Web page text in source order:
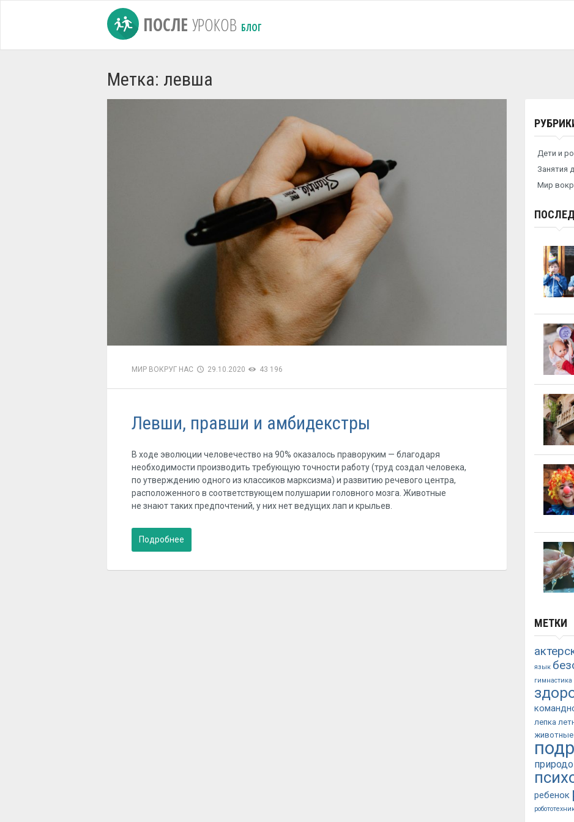
ПОСЛЕ УРОКОВ БЛОГ
Метка: левша
МИР ВОКРУГ НАС 29.10.2020 43 196
Левши, правши и амбидекстры
В ходе эволюции человечество на 90% оказалось праворуким — благодаря
необходимости производить требующую точности работу (труд создал человека,
по утверждению одного из классиков марксизма) и развитию речевого центра,
расположенного в соответствующем полушарии головного мозга. Животные
не знают таких предпочтений, у них нет ведущих лап и крыльев.
Подробнее
Дети и
Занятия
Мир
МЕТКИ
язык
гимнастика
лепка
животные
ребенок